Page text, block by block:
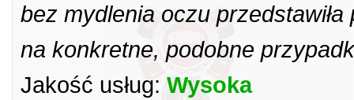
bez mydlenia oczu
na konkretne, podobne
Jakość usług: Wysoka